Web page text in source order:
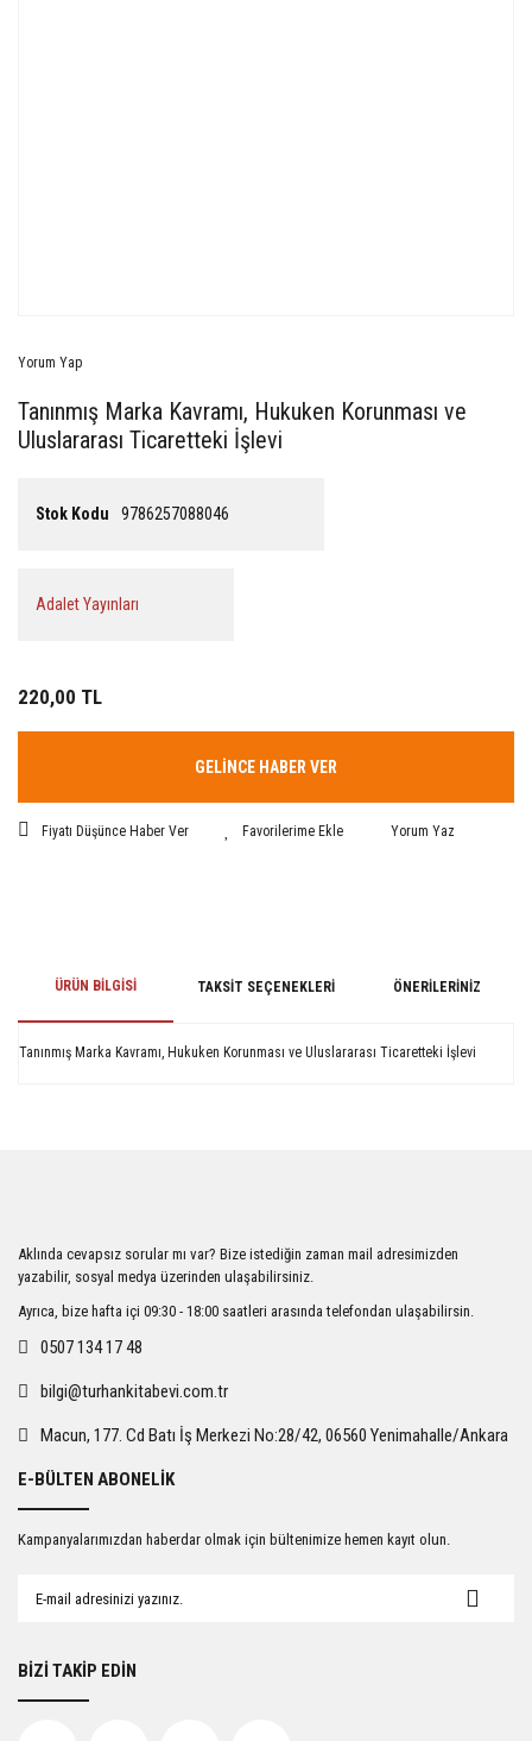
Yorum Yap
Tanınmış Marka Kavramı, Hukuken Korunması ve
Uluslararası Ticaretteki İşlevi
Stok Kodu 9786257088046
Adalet Yayınları
220,00 TL
GELİNCE HABER VER
Fiyatı Düşünce Haber Ver Yorum Yaz
ÜRÜN BILGISI TAKSIT SEÇENEKLERI ÖNERILERINIZ
Tanınmış Marka Kavramı, Hukuken Korunması ve Uluslararası Ticaretteki İşlevi
Ürün açıklamasında eksik bilgiler bulunuyor.
Ürün bilgilerinde hatalar bulunuyor.
Ürün fiyatı diğer sitelerden daha pahalı.
Gönder
Aklında cevapsız sorular mı var? Bize istediğin zaman mail adresimizden
yazabilir, sosyal medya üzerinden ulaşabilirsiniz.
Ayrıca, bize hafta içi 09:30 - 18:00 saatleri arasında telefondan ulaşabilirsin.
0507 134 17 48
bilgi@turhankitabevi.com.tr
Macun, 177. Cd Batı İş Merkezi No:28/42, 06560 Yenimahalle/Ankara
E-BÜLTEN ABONELİK
Kampanyalarımızdan haberdar olmak için bültenimize hemen kayıt olun.
BİZİ TAKİP EDİN